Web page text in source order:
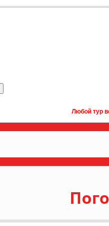
Любой тур возможно